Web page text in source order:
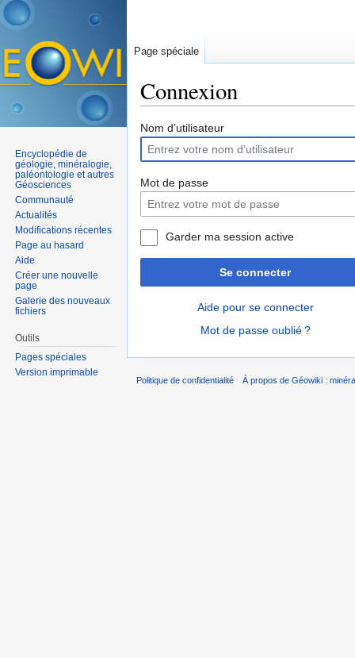
Connexion
Nom d’utilisateur
Mot de passe
Garder ma session active
Se connecter
Aide pour se connecter
Mot de passe oublié ?
Page spéciale
Encyclopédie de
géologie, minéralogie,
paléontologie et autres
Géosciences
Communauté
Actualités
Modifications récentes
Page au hasard
Aide
Créer une nouvelle
page
Galerie des nouveaux
fichiers
Outils
Pages spéciales
Version imprimable
Politique de confidentialité À propos de Géowiki :